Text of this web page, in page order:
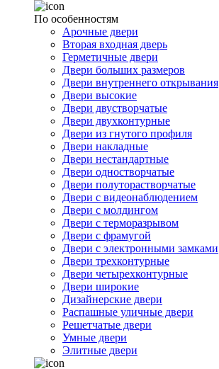
По особенностям
Арочные двери
Вторая входная дверь
Герметичные двери
Двери больших размеров
Двери внутреннего открывания
Двери высокие
Двери двустворчатые
Двери двухконтурные
Двери из гнутого профиля
Двери накладные
Двери нестандартные
Двери одностворчатые
Двери полуторастворчатые
Двери с видеонаблюдением
Двери с молдингом
Двери с терморазрывом
Двери с фрамугой
Двери с электронными замками
Двери трехконтурные
Двери четырехконтурные
Двери широкие
Дизайнерские двери
Распашные уличные двери
Решетчатые двери
Умные двери
Элитные двери